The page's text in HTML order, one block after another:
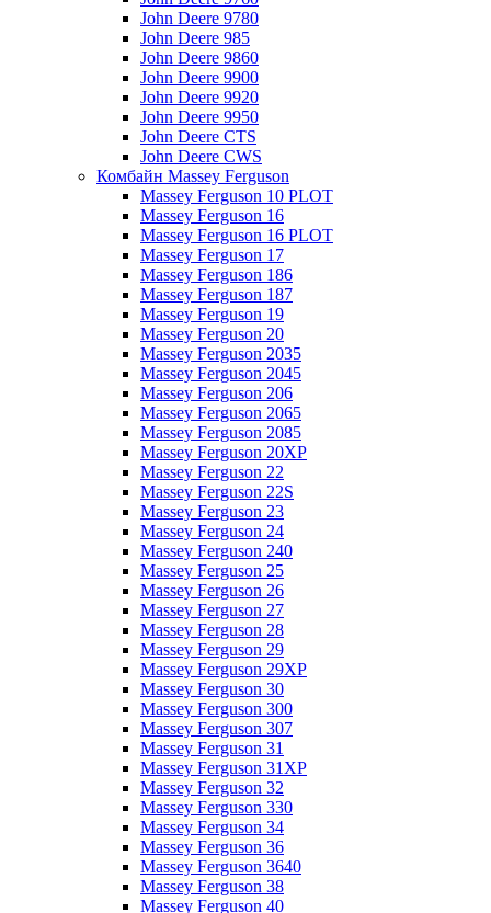
John Deere 9780
John Deere 985
John Deere 9860
John Deere 9900
John Deere 9920
John Deere 9950
John Deere CTS
John Deere CWS
Комбайн Massey Ferguson
Massey Ferguson 10 PLOT
Massey Ferguson 16
Massey Ferguson 16 PLOT
Massey Ferguson 17
Massey Ferguson 186
Massey Ferguson 187
Massey Ferguson 19
Massey Ferguson 20
Massey Ferguson 2035
Massey Ferguson 2045
Massey Ferguson 206
Massey Ferguson 2065
Massey Ferguson 2085
Massey Ferguson 20XP
Massey Ferguson 22
Massey Ferguson 22S
Massey Ferguson 23
Massey Ferguson 24
Massey Ferguson 240
Massey Ferguson 25
Massey Ferguson 26
Massey Ferguson 27
Massey Ferguson 28
Massey Ferguson 29
Massey Ferguson 29XP
Massey Ferguson 30
Massey Ferguson 300
Massey Ferguson 307
Massey Ferguson 31
Massey Ferguson 31XP
Massey Ferguson 32
Massey Ferguson 330
Massey Ferguson 34
Massey Ferguson 36
Massey Ferguson 3640
Massey Ferguson 38
Massey Ferguson 40